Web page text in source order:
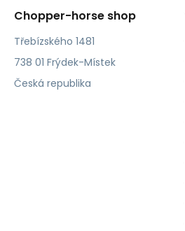
Chopper-horse shop
Třebízského 1481
738 01 Frýdek-Místek
Česká republika